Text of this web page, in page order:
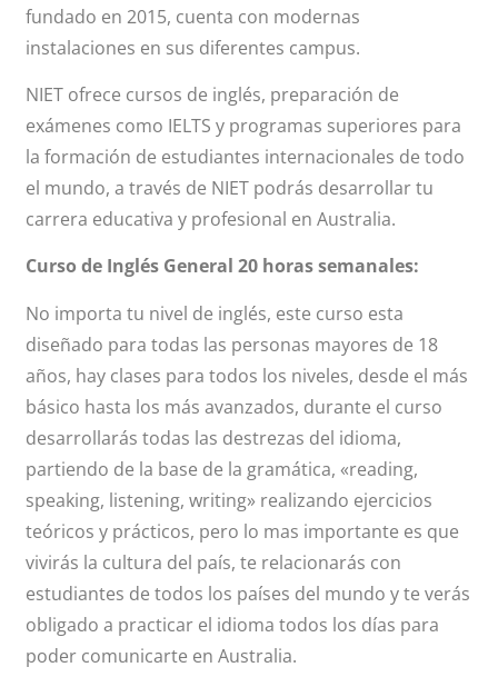
fundado en 2015, cuenta con modernas
instalaciones en sus diferentes campus.
NIET ofrece cursos de inglés, preparación de
exámenes como IELTS y programas superiores para
la formación de estudiantes internacionales de todo
el mundo, a través de NIET podrás desarrollar tu
carrera educativa y profesional en Australia.
Curso de Inglés General 20 horas semanales:
No importa tu nivel de inglés, este curso esta
diseñado para todas las personas mayores de 18
años, hay clases para todos los niveles, desde el más
básico hasta los más avanzados, durante el curso
desarrollarás todas las destrezas del idioma,
partiendo de la base de la gramática, «reading,
speaking, listening, writing» realizando ejercicios
teóricos y prácticos, pero lo mas importante es que
vivirás la cultura del país, te relacionarás con
estudiantes de todos los países del mundo y te verás
obligado a practicar el idioma todos los días para
poder comunicarte en Australia.